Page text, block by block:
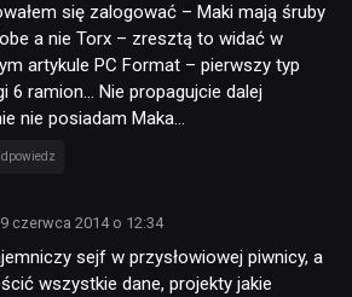
się zalogować – Maki mają śruby
a nie Torx – zresztą to widać w
artykule PC Format – pierwszy typ
6 ramion… Nie propagujcie dalej
nie posiadam Maka…
czerwca 2014 o 12:34
sejf w przysłowiowej piwnicy, a
wszystkie dane, projekty jakie